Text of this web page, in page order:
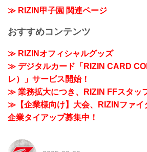
≫ RIZIN甲子園 関連ページ
おすすめコンテンツ
≫ RIZINオフィシャルグッズ
≫ デジタルカード「RIZIN CARD
レ）」サービス開始！
≫ 業務拡大につき、RIZIN FFスタッ
≫【企業様向け】大会、RIZINファイ
企業タイアップ募集中！